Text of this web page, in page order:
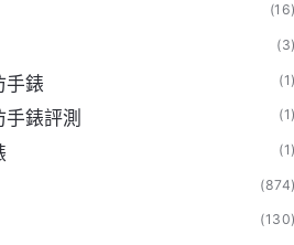
手錶
手錶評測